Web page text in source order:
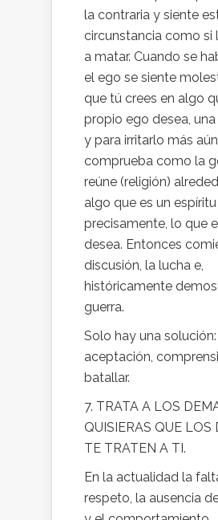
la contraria y siente
circunstancia como si
a matar. Cuando se
el ego se siente
que tú crees en algo
propio ego desea, una
y para irritarlo más aún
comprueba como la
reúne (religión)
algo que es un
precisamente, lo que
desea. Entonces
discusión, la lucha e,
históricamente
guerra.
Solo hay una solución:
aceptación,
batallar.
7. TRATA A LOS
QUISIERAS QUE LOS
TE TRATEN A TI.
En la actualidad la
respeto, la ausencia